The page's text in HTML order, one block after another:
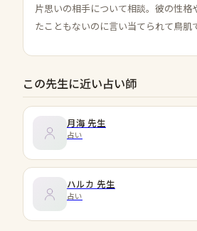
片思いの相手について相談。彼の性格
たこともないのに言い当てられて鳥肌
この先生に近い占い師
月海 先生
占い
ハルカ 先生
占い